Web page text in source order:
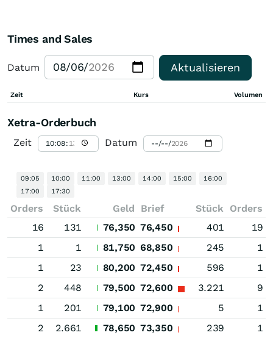
Times and Sales
Datum Aktualisieren
Zeit Kurs Volumen
Xetra-Orderbuch
Zeit Datum
09:05 10:00 11:00 13:00 14:00 15:00
16:00
17:00
17:30
Orders Stück Geld Brief Stück
Orders
16
131 76,350 76,450 401
19
1
1 81,750 68,850 245
1
1
23 80,200 72,450 596
1
2
448 79,500 72,600 3.221
9
1
201 79,100 72,900 5
1
2
2.661 78,650 73,350 239
1